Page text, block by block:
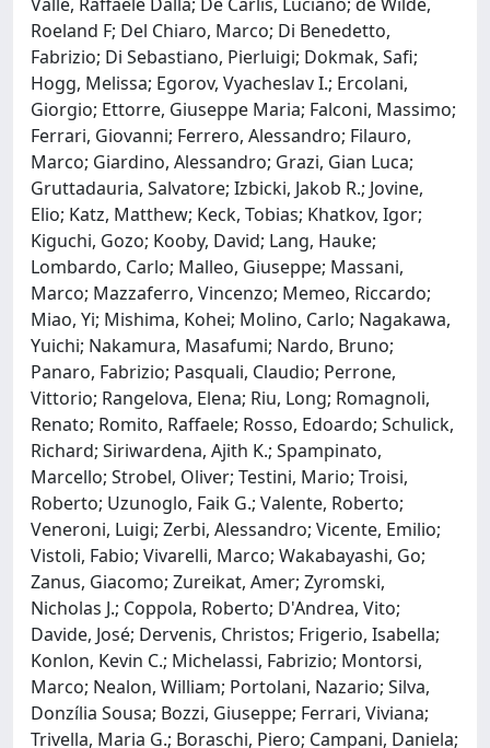
Roeland F; Del Chiaro, Marco; Di Benedetto,
Fabrizio; Di Sebastiano, Pierluigi; Dokmak, Safi;
Hogg, Melissa; Egorov, Vyacheslav I.; Ercolani,
Giorgio; Ettorre, Giuseppe Maria; Falconi, Massimo;
Ferrari, Giovanni; Ferrero, Alessandro; Filauro,
Marco; Giardino, Alessandro; Grazi, Gian Luca;
Gruttadauria, Salvatore; Izbicki, Jakob R.; Jovine,
Elio; Katz, Matthew; Keck, Tobias; Khatkov, Igor;
Kiguchi, Gozo; Kooby, David; Lang, Hauke;
Lombardo, Carlo; Malleo, Giuseppe; Massani,
Marco; Mazzaferro, Vincenzo; Memeo, Riccardo;
Miao, Yi; Mishima, Kohei; Molino, Carlo; Nagakawa,
Yuichi; Nakamura, Masafumi; Nardo, Bruno;
Panaro, Fabrizio; Pasquali, Claudio; Perrone,
Vittorio; Rangelova, Elena; Riu, Long; Romagnoli,
Renato; Romito, Raffaele; Rosso, Edoardo; Schulick,
Richard; Siriwardena, Ajith K.; Spampinato,
Marcello; Strobel, Oliver; Testini, Mario; Troisi,
Roberto; Uzunoglo, Faik G.; Valente, Roberto;
Veneroni, Luigi; Zerbi, Alessandro; Vicente, Emilio;
Vistoli, Fabio; Vivarelli, Marco; Wakabayashi, Go;
Zanus, Giacomo; Zureikat, Amer; Zyromski,
Nicholas J.; Coppola, Roberto; D'Andrea, Vito;
Davide, José; Dervenis, Christos; Frigerio, Isabella;
Konlon, Kevin C.; Michelassi, Fabrizio; Montorsi,
Marco; Nealon, William; Portolani, Nazario; Silva,
Donzília Sousa; Bozzi, Giuseppe; Ferrari, Viviana;
Trivella, Maria G.; Boraschi, Piero; Campani, Daniela;